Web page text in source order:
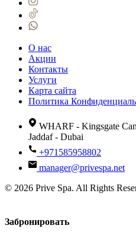
О нас
Акции
Контакты
Услуги
Карта сайта
Политика
WHARF - Kingsgate
Jaddaf - Dubai
+971585958802
manager@privespa.net
© 2026 Prive Spa. All Rights
Забронировать